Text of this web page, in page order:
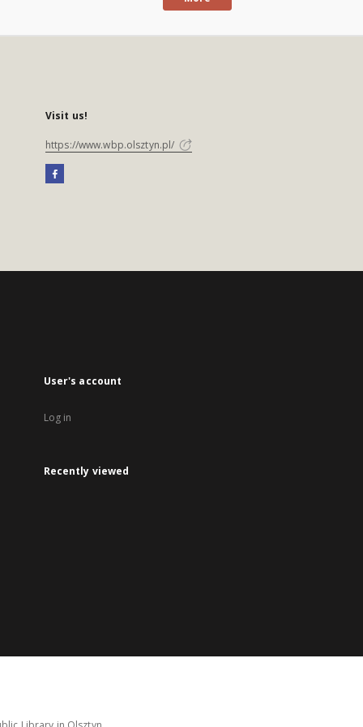
Visit us!
https://www.wbp.olsztyn.pl/
User's account
Log in
Recently viewed